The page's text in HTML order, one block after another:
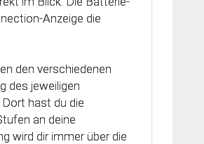
Anzeige die
den verschiedenen
des jeweiligen
hast du die
an deine
wird dir immer über die
Technologie
und können optimal